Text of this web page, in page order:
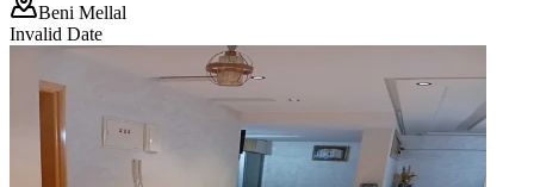
Beni Mellal
Invalid Date